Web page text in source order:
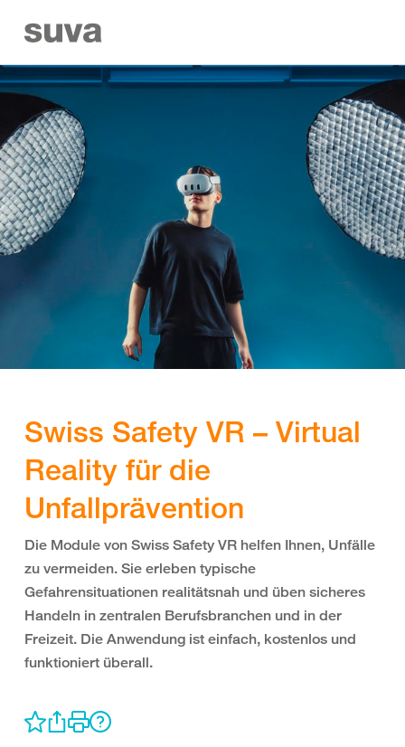
Swiss Safety VR – Virtual
Reality für die
Unfallprävention
Die Module von Swiss Safety VR helfen Ihnen, Unfälle
zu vermeiden. Sie erleben typische
Gefahrensituationen realitätsnah und üben sicheres
Handeln in zentralen Berufsbranchen und in der
Freizeit. Die Anwendung ist einfach, kostenlos und
funktioniert überall.